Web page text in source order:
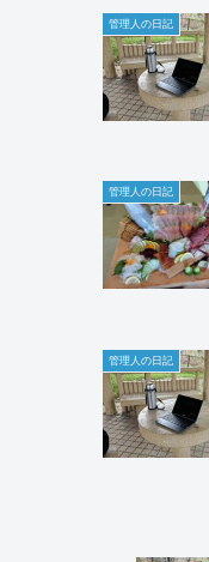
管理人の日記
管理人の日記
管理人の日記